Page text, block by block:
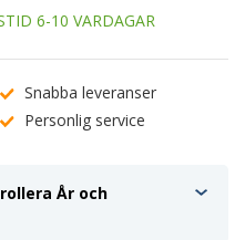
6-10 VARDAGAR
Snabba leveranser
Personlig service
År och